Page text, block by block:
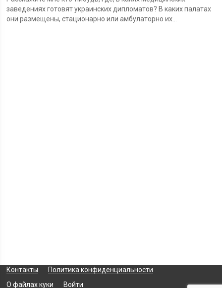
заведениях готовят украинских дипломатов? В каких палатах
они размещены, стационарно или амбулаторно их...
Контакты
Политика конфиденциальности
О файлах куки
Войти